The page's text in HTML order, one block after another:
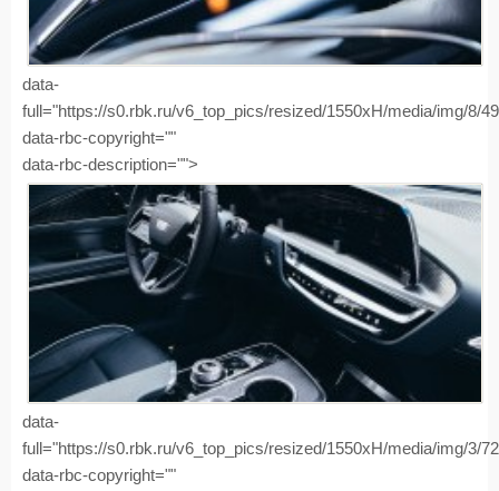
data-
full="https://s0.rbk.ru/v6_top_pics/resized/1550xH/media/img/8/
data-rbc-copyright=""
data-rbc-description="">
data-
full="https://s0.rbk.ru/v6_top_pics/resized/1550xH/media/img/3/
data-rbc-copyright=""